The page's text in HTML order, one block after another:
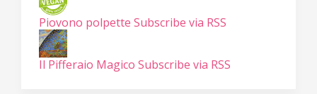
Piovono polpette Subscribe via RSS
Il Pifferaio Magico Subscribe via RSS